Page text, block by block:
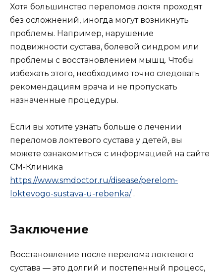
Хотя большинство переломов локтя проходят
без осложнений, иногда могут возникнуть
проблемы. Например, нарушение
подвижности сустава, болевой синдром или
проблемы с восстановлением мышц. Чтобы
избежать этого, необходимо точно следовать
рекомендациям врача и не пропускать
назначенные процедуры.
Если вы хотите узнать больше о лечении
переломов локтевого сустава у детей, вы
можете ознакомиться с информацией на сайте
СМ-Клиника
https://www.smdoctor.ru/disease/perelom-
loktevogo-sustava-u-rebenka/.
Заключение
Восстановление после перелома локтевого
сустава — это долгий и постепенный процесс,